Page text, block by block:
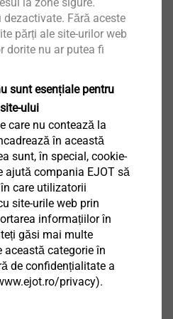
Fără aceste
părți ale site-urilor web
dorite nu ar putea fi
sunt esențiale pentru
ului
care nu contează la
în această
sunt, în special, cookie-
ajută compania EJOT să
care utilizatorii
site-urile web prin
informațiilor în
găsi mai multe
această categorie în
de confidențialitate a
privacy).